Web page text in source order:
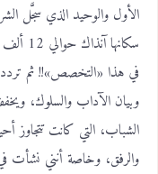
الأول والوحيد الذي سجَّل
في هذا «التخصص»!! ثم
وبيان الآداب والسلوك،
الشباب، التي كانت تتجاوز
والرفق، وخاصة أنني نشأت